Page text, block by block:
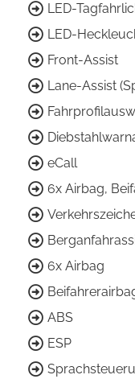
LED-
LED-
Front-Assist
Lane-Assist
eCall
6x Airbag,
6x Airbag
ABS
ESP